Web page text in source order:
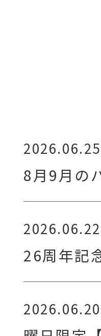
2026.06.25
8月9月の
2026.06.22
26周年記
2026.06.20